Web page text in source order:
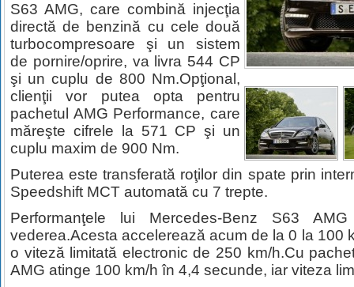
S63 AMG, care combină injecţia
directă de benzină cu cele două
turbocompresoare şi un sistem
de pornire/oprire, va livra 544 CP
şi un cuplu de 800 Nm.Opţional,
clienţii vor putea opta pentru
pachetul AMG Performance, care
măreşte cifrele la 571 CP şi un
cuplu maxim de 900 Nm.
Puterea este transferată roţilor din spate prin
Speedshift MCT automată cu 7 trepte.
Performanţele lui Mercedes-Benz S63
vederea.Acesta accelerează acum de la 0 la 100
o viteză limitată electronic de 250 km/h.Cu
AMG atinge 100 km/h în 4,4 secunde, iar viteza